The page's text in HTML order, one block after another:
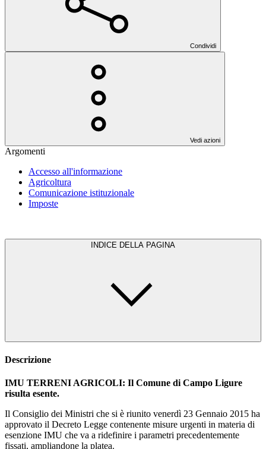
Condividi
Vedi azioni
Argomenti
Accesso all'informazione
Agricoltura
Comunicazione istituzionale
Imposte
INDICE DELLA PAGINA
Descrizione
IMU TERRENI AGRICOLI: Il Comune di Campo Ligure
risulta esente.
Il Consiglio dei Ministri che si è riunito venerdì 23 Gennaio 2015 ha
approvato il Decreto Legge contenente misure urgenti in materia di
esenzione IMU che va a ridefinire i parametri precedentemente
fissati, ampliandone la platea.